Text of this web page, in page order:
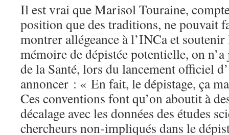
Il est vrai que Marisol Touraine,
position que des traditions, ne pouvait
montrer allégeance à l’INCa et soutenir
mémoire de dépistée potentielle, on
de la Santé, lors du lancement officiel
annoncer : « En fait, le dépistage, ça
Ces conventions font qu’on aboutit à
décalage avec les données des études
chercheurs non-impliqués dans le